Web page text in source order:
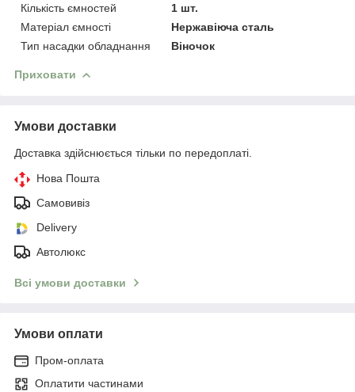
Кількість ємностей
1 шт.
Матеріал ємності
Нержавіюча сталь
Тип насадки обладнання
Віночок
Приховати
Умови доставки
Доставка здійснюється тільки по передоплаті.
Нова Пошта
Самовивіз
Delivery
Автолюкс
Всі умови доставки
Умови оплати
Пром-оплата
Оплатити частинами